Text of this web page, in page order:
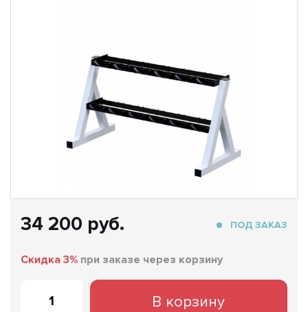
ПОД ЗАКАЗ
34 200 руб.
Скидка 3% при заказе через корзину
В корзину